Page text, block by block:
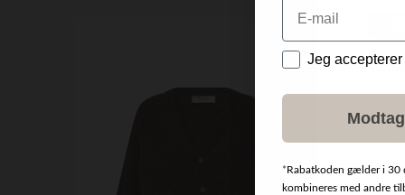
NYHED
DataJeg
*Rabatkoden gælder i 30
kombineres med andre